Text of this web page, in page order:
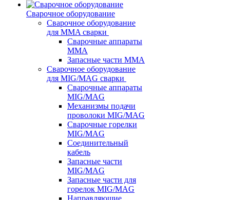
Сварочное оборудование
Сварочное оборудование
для MMA сварки
Сварочные аппараты
MMA
Запасные части MMA
Сварочное оборудование
для MIG/MAG сварки
Сварочные аппараты
MIG/MAG
Механизмы подачи
проволоки MIG/MAG
Сварочные горелки
MIG/MAG
Соединительный
кабель
Запасные части
MIG/MAG
Запасные части для
горелок MIG/MAG
Направляющие